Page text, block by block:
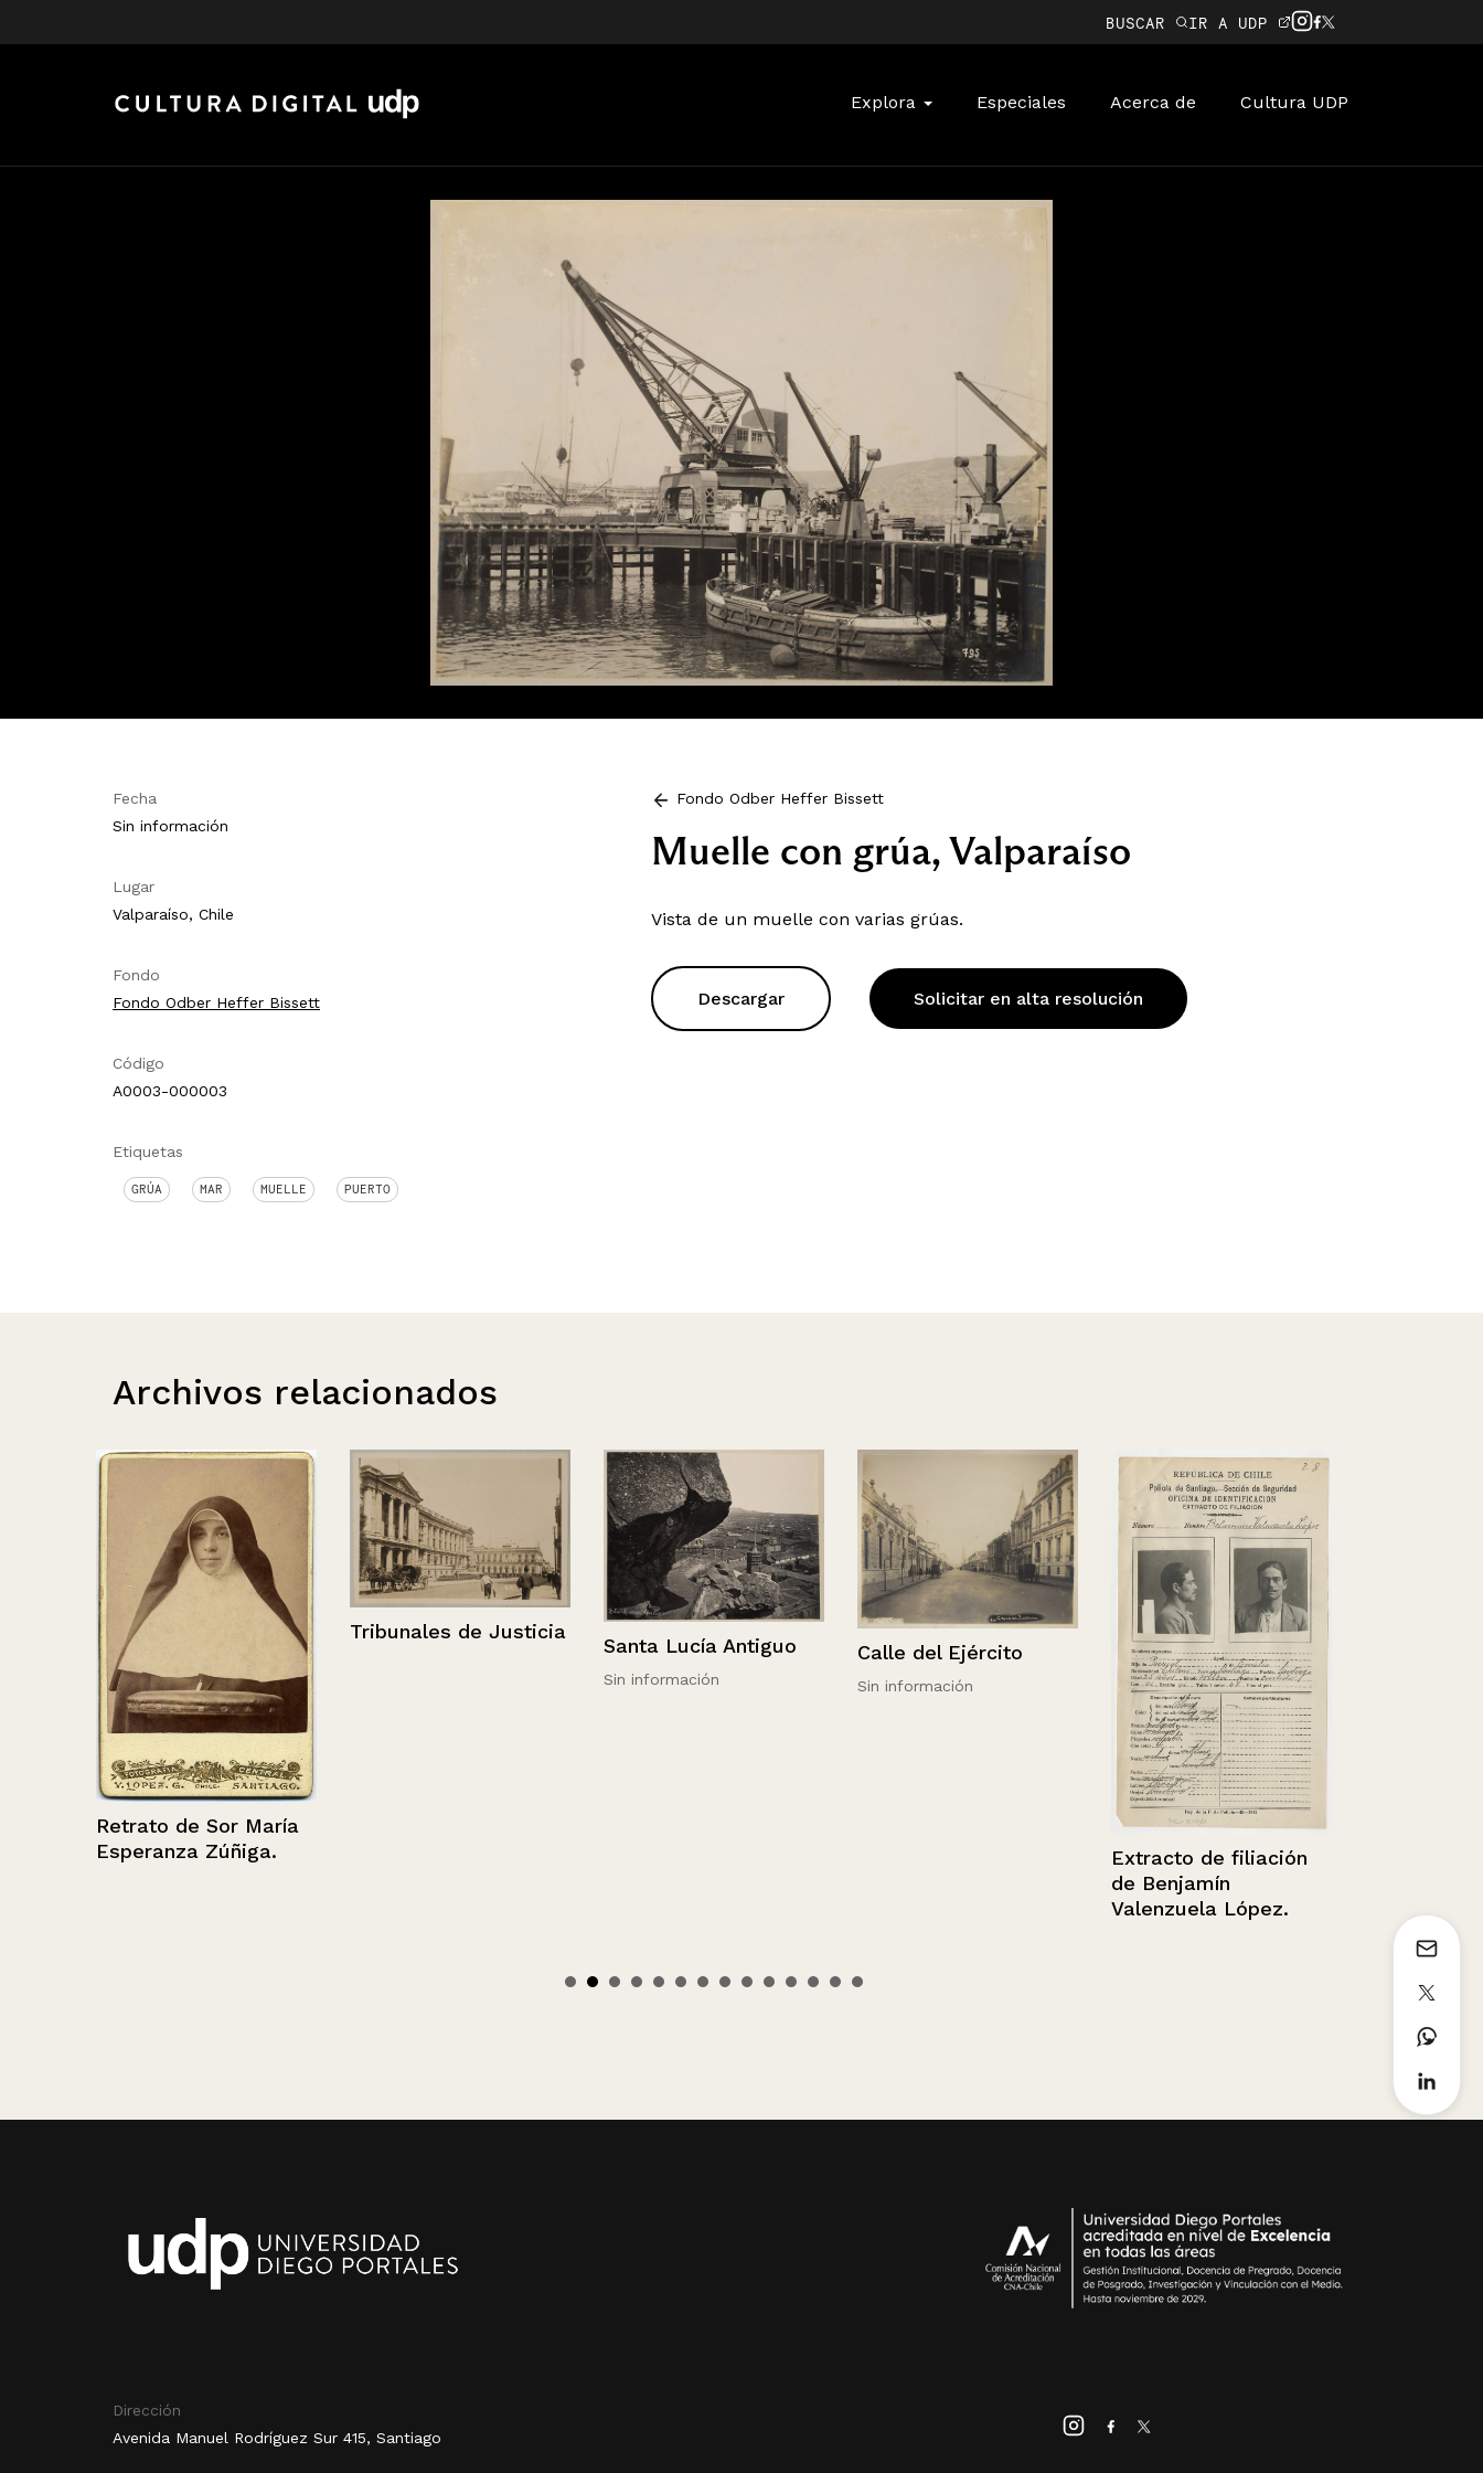
BUSCAR IR A UDP
Explora Especiales Acerca de Cultura UDP
Fecha
Sin información
Lugar
Valparaíso, Chile
Fondo
Fondo Odber Heffer Bissett
Código
A0003-000003
Etiquetas
GRÚA MAR MUELLE PUERTO
Fondo Odber Heffer Bissett
Muelle con grúa, Valparaíso
Vista de un muelle con varias grúas.
Descargar Solicitar en alta resolución
Archivos relacionados
Retrato de Sor María
Esperanza Zúñiga.
Tribunales de Justicia
Santa Lucía Antiguo
Sin información
Calle del Ejército
Sin información
Extracto de filiación
de Benjamín
Valenzuela López.
Dirección
Avenida Manuel Rodríguez Sur 415, Santiago